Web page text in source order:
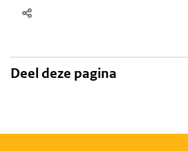
Deel deze pagina